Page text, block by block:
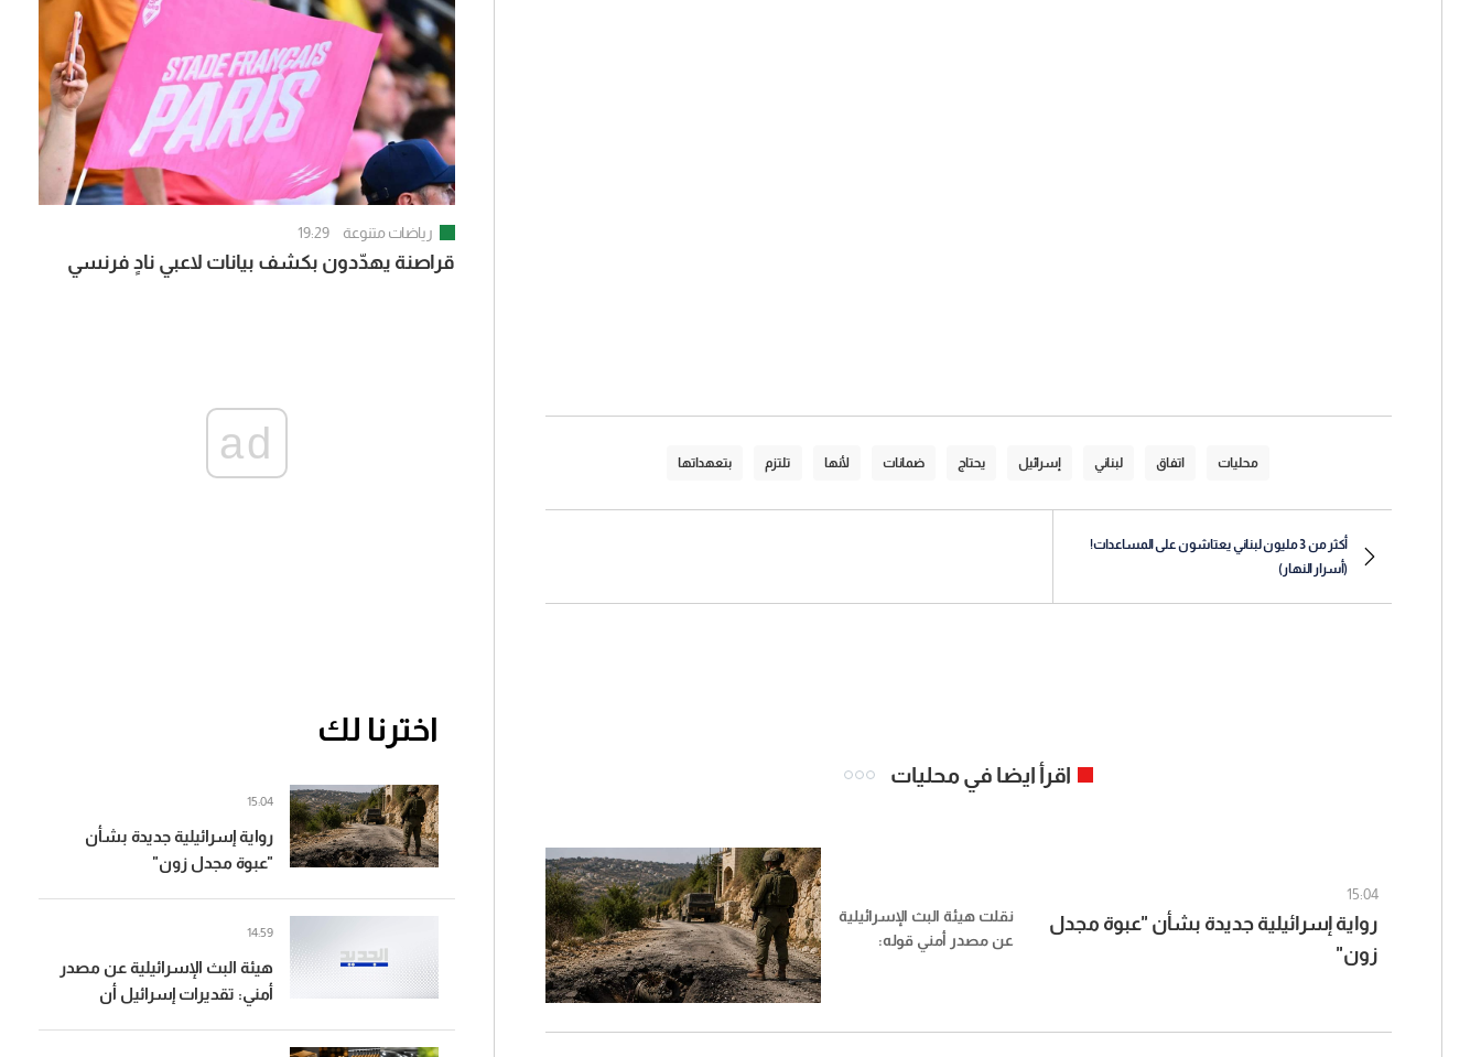
محليات اتفاق لبناني إسرائيل يحتاج ضمانات لأنها تلتزم بتعهداتها
أكثر من 3 مليون لبناني يعتاشون على المساعدات!
(أسرار النهار)
اقرأ ايضا في محليات
15:04
رواية إسرائيلية جديدة بشأن "عبوة مجدل
زون"
نقلت هيئة البث الإسرائيلية
عن مصدر أمني قوله:
رياضات متنوعة 19:29
قراصنة يهدّدون بكشف بيانات لاعبي نادٍ فرنسي
ad
اخترنا لك
رواية إسرائيلية جديدة بشأن
"عبوة مجدل زون"
15:04
هيئة البث الإسرائيلية عن مصدر
أمني: تقديرات إسرائيل أن
14:59